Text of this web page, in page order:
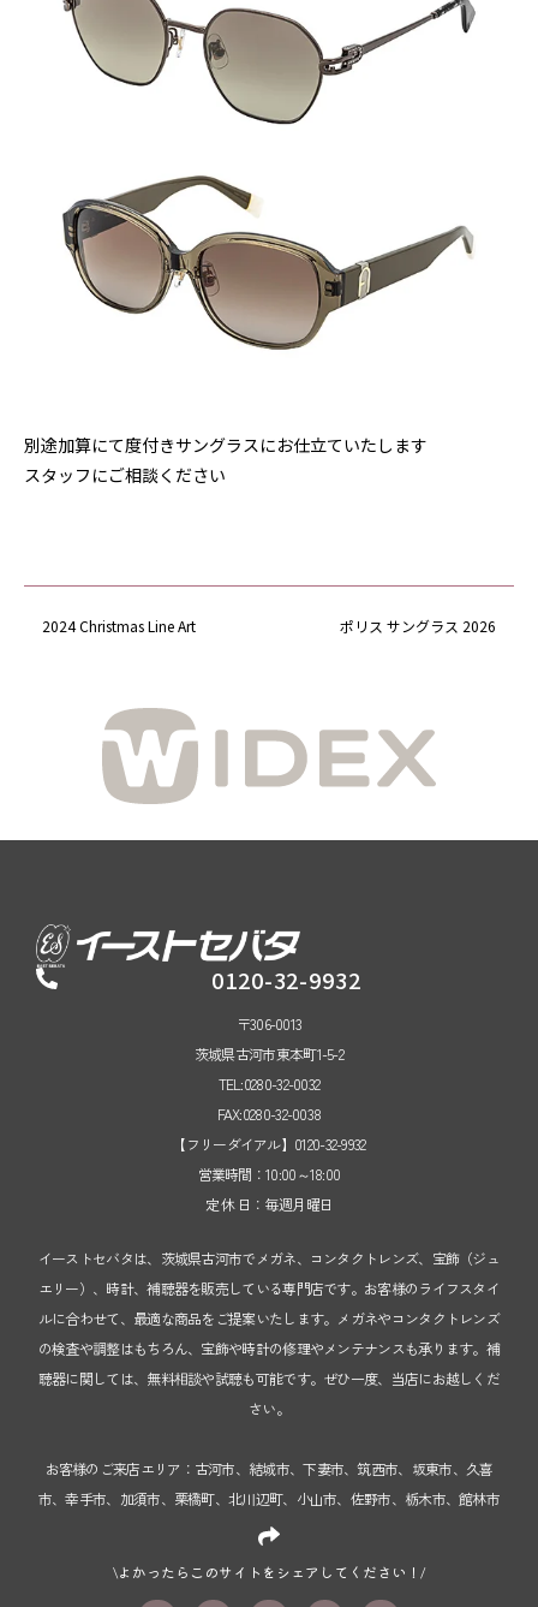
別途加算にて度付きサングラスにお仕立ていたします
スタッフにご相談ください
2024 Christmas Line Art ポリス サングラス 2026
0120-32-9932
〒306-0013
茨城県古河市東本町1-5-2
TEL:0280-32-0032
FAX:0280-32-0038
【フリーダイアル】0120-32-9932
営業時間：10:00～18:00
定 休 日：毎週月曜日
イーストセバタは、茨城県古河市でメガネ、コンタクトレンズ、宝飾（ジュ
エリー）、時計、補聴器を販売している専門店です。お客様のライフスタイ
ルに合わせて、最適な商品をご提案いたします。メガネやコンタクトレンズ
の検査や調整はもちろん、宝飾や時計の修理やメンテナンスも承ります。補
聴器に関しては、無料相談や試聴も可能です。ぜひ一度、当店にお越しくだ
さい。
お客様のご来店エリア：古河市、結城市、下妻市、筑西市、坂東市、久喜
市、幸手市、加須市、栗橋町、北川辺町、小山市、佐野市、栃木市、館林市
\よかったらこのサイトをシェアしてください！/